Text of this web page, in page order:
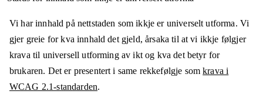
Vi har innhald på nettstaden som ikkje er universelt utforma. Vi
gjer greie for kva innhald det gjeld, årsaka til at vi ikkje følgjer
krava til universell utforming av ikt og kva det betyr for
brukaren. Det er presentert i same rekkefølgje somkrava i
WCAG 2.1-standarden.